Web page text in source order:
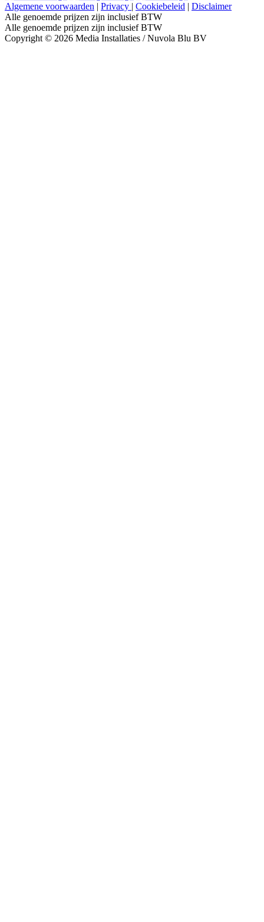
Algemene voorwaarden | Privacy | Cookiebeleid | Disclaimer
Alle genoemde prijzen zijn inclusief BTW
Alle genoemde prijzen zijn inclusief BTW
Copyright © 2026 Media Installaties / Nuvola Blu BV